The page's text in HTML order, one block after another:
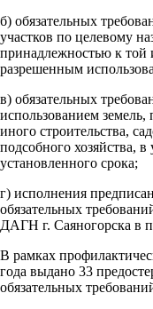
б) обязательных
участков по целевому
принадлежностью к той
разрешенным
в) обязательных
использованием
иного строительства,
подсобного хозяйства,
установленного срока;
г) исполнения
обязательных
ДАГН г. Саяногорска в
В рамках
года выдано 33
обязательных